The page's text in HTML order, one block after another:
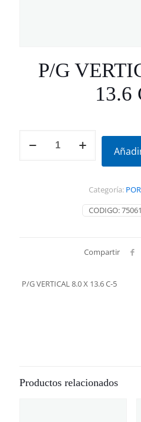
P/G
13.6
VERTICAL
CODIGO:
Categoría:
Compartir
P/G VERTICAL 8.0 X 13.6 C-5
Productos relacionados